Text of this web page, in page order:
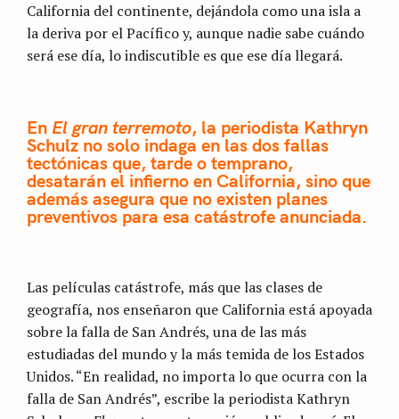
California del continente, dejándola como una isla a
la deriva por el Pacífico y, aunque nadie sabe cuándo
será ese día, lo indiscutible es que ese día llegará.
En El gran terremoto, la periodista Kathryn
Schulz no solo indaga en las dos fallas
tectónicas que, tarde o temprano,
desatarán el infierno en California, sino que
además asegura que no existen planes
preventivos para esa catástrofe anunciada.
Las películas catástrofe, más que las clases de
geografía, nos enseñaron que California está apoyada
sobre la falla de San Andrés, una de las más
estudiadas del mundo y la más temida de los Estados
Unidos. “En realidad, no importa lo que ocurra con la
falla de San Andrés”, escribe la periodista Kathryn